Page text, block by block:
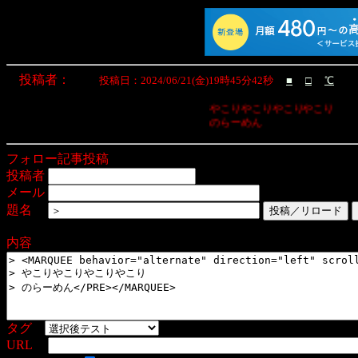
投稿者： 投稿日：2024/06/21(金)19時45分42秒 ■ □ ℃
やこりやこりやこりやこり
のらーめん
フォロー記事投稿
投稿者
メール
題名
内容
タグ
URL